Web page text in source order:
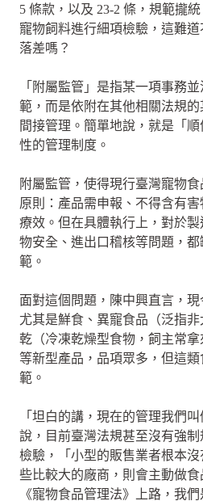
5 條款，以及 23-2 條，規範攏
寵物飼料進行細項檢驗，這難
落差嗎？
「附屬監管」是指某一項事務
範，而是依附在其他相關法規
間接管理。簡單地說，就是「
性的管理制度。
附屬監管，使得現行臺灣寵物
原則：產品需申報、不得含有
療效。但在具體執行上，對於
物安全、進出口稽核等問題，
範。
面對這個問題，陳中興直言，現
尤其是鮮食、異寵食品（泛指
乾（冷凍乾燥型食物，飼主常拿
等新型產品，品項眾多，但這
範。
「坦白的講，現在的管理我們
說，目前臺灣法規甚至沒有強
檢驗，「小型的販售業者根本
些比較大的廠商，則會主動做
《寵物食品管理法》上路，我